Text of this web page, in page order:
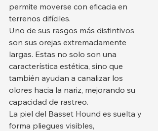
permite moverse con eficacia en
terrenos difíciles.
Uno de sus rasgos más distintivos
son sus orejas extremadamente
largas. Estas no solo son una
característica estética, sino que
también ayudan a canalizar los
olores hacia la nariz, mejorando su
capacidad de rastreo.
La piel del Basset Hound es suelta y
forma pliegues visibles,